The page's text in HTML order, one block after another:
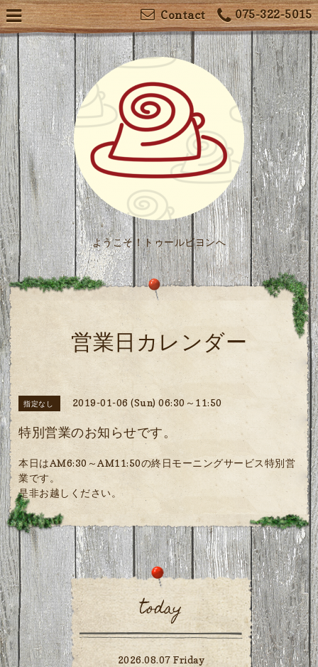
075-322-5015
Contact
ようこそ！トゥールビヨンへ
営業日カレンダー
指定なし 2019-01-06 (Sun) 06:30～11:50
特別営業のお知らせです。
本日はAM6:30～AM11:50の終日モーニングサービス特別営
業です。
是非お越しください。
today
2026.08.07 Friday